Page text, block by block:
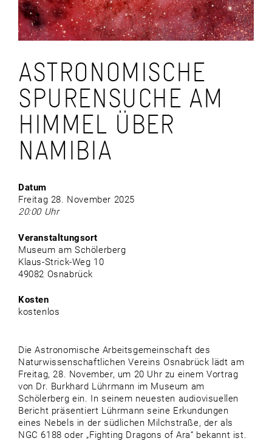
ASTRONOMISCHE
SPURENSUCHE AM
HIMMEL ÜBER
NAMIBIA
Datum
Freitag 28. November 2025
20:00 Uhr
Veranstaltungsort
Museum am Schölerberg
Klaus-Strick-Weg 10
49082 Osnabrück
Kosten
kostenlos
Die Astronomische Arbeitsgemeinschaft des
Naturwissenschaftlichen Vereins Osnabrück lädt am
Freitag, 28. November, um 20 Uhr zu einem Vortrag
von Dr. Burkhard Lührmann im Museum am
Schölerberg ein. In seinem neuesten audiovisuellen
Bericht präsentiert Lührmann seine Erkundungen
eines Nebels in der südlichen Milchstraße, der als
NGC 6188 oder „Fighting Dragons of Ara“ bekannt ist.